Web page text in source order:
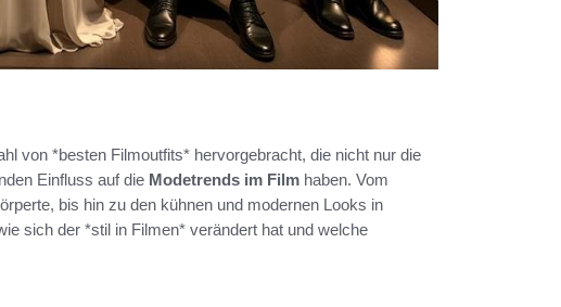
von *besten Filmoutfits* hervorgebracht, die nicht nur die
Einfluss auf die Modetrends im Film haben. Vom
bis hin zu den kühnen und modernen Looks in
sich der *stil in Filmen* verändert hat und welche